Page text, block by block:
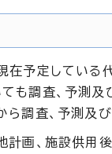
予定している
も調査、予測及
ら調査、予測及び
画、施設供用